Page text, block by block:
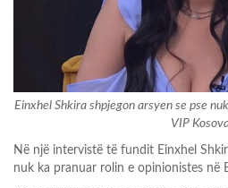
Einxhel Shkira shpjegon arsyen se pse
VIP
Në një intervistë të fundit Einxhel
nuk ka pranuar rolin e opinionistes në